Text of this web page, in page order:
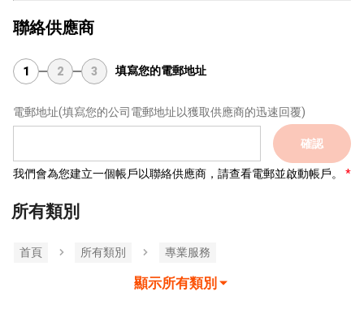
聯絡供應商
1 2 3 填寫您的電郵地址
電郵地址(填寫您的公司電郵地址以獲取供應商的迅速回覆)
確認
我們會為您建立一個帳戶以聯絡供應商，請查看電郵並啟動帳戶。
所有類別
首頁 所有類別 專業服務
顯示所有類別